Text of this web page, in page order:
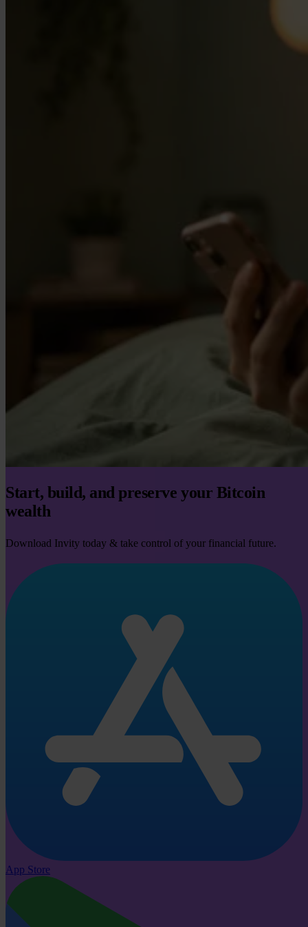
Start, build, and preserve your Bitcoin
wealth
Download Invity today & take control of your financial future.
App Store